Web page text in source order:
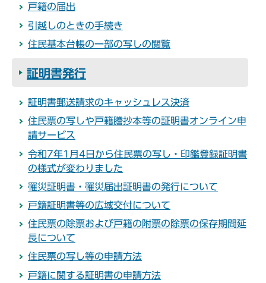
戸籍の届出
引越しのときの手続き
住民基本台帳の一部の写しの閲覧
証明書発行
証明書郵送請求のキャッシュレス決済
住民票の写しや戸籍謄抄本等の証明書オンライン申
請サービス
令和7年1月4日から住民票の写し・印鑑登録証明書
の様式が変わりました
罹災証明書・罹災届出証明書の発行について
戸籍証明書等の広域交付について
住民票の除票および戸籍の附票の除票の保存期間延
長について
住民票の写し等の申請方法
戸籍に関する証明書の申請方法